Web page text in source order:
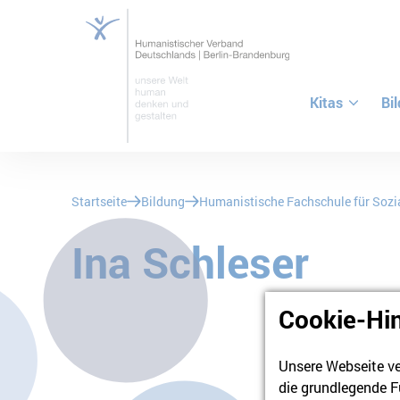
Kitas
Sie befinden sich hier:
Startseite Bildung Humanistische Fachschule für
Ina Schleser
Teilen
Cookie-
Unsere Webseite
die grundlegende